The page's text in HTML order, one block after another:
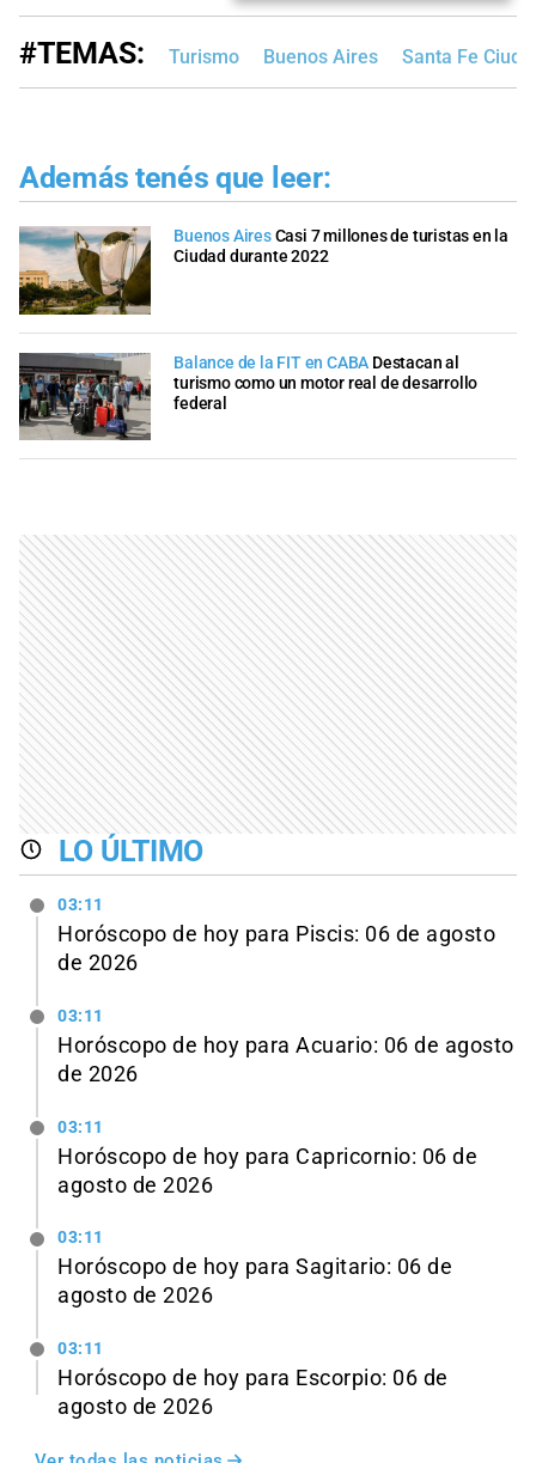
#TEMAS: Turismo Buenos Aires Santa Fe
Además tenés que leer:
Buenos AiresCasi 7 millones de turistas en la
Ciudad durante 2022
Balance de la FIT en CABA Destacan al
turismo como un motor real de desarrollo
federal
LO ÚLTIMO
03:11
Horóscopo de hoy para Piscis: 06 de agosto
de 2026
03:11
Horóscopo de hoy para Acuario: 06 de agosto
de 2026
03:11
Horóscopo de hoy para Capricornio: 06 de
agosto de 2026
03:11
Horóscopo de hoy para Sagitario: 06 de
agosto de 2026
03:11
Horóscopo de hoy para Escorpio: 06 de
agosto de 2026